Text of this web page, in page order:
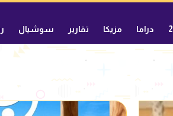
دراما مزيكا تقارير سوشيال